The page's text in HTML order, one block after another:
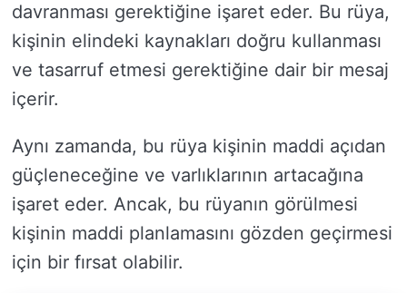
davranması gerektiğine işaret eder. Bu rüya,
kişinin elindeki kaynakları doğru kullanması
ve tasarruf etmesi gerektiğine dair bir mesaj
içerir.
Aynı zamanda, bu rüya kişinin maddi açıdan
güçleneceğine ve varlıklarının artacağına
işaret eder. Ancak, bu rüyanın görülmesi
kişinin maddi planlamasını gözden geçirmesi
için bir fırsat olabilir.